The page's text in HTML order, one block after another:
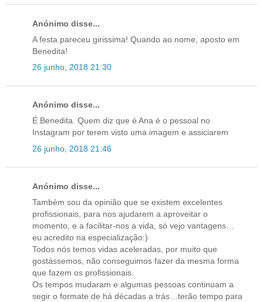
Anónimo disse...
A festa pareceu girissima! Quando ao nome, aposto em
Benedita!
26 junho, 2018 21:30
Anónimo disse...
É Benedita. Quem diz que é Ana é o pessoal no
Instagram por terem visto uma imagem e assiciarem
26 junho, 2018 21:46
Anónimo disse...
Também sou da opinião que se existem excelentes
profissionais, para nos ajudarem a aproveitar o
momento, e a facilitar-nos a vida, só vejo vantagens…
eu acredito na especialização:)
Todos nós temos vidas aceleradas, por muito que
gostássemos, não conseguimos fazer da mesma forma
que fazem os profissionais.
Os tempos mudaram e algumas pessoas continuam a
segir o formate de há décadas a trás…terão tempo para